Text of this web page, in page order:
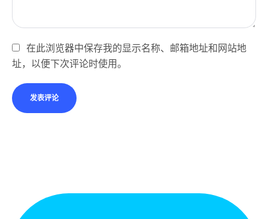
在此浏览器中保存我的显示名称、邮箱地址和网站地
址，以便下次评论时使用。